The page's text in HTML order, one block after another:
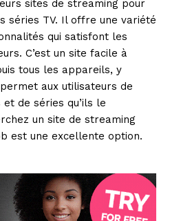
sites de streaming pour
séries TV. Il offre une variété
qui satisfont les
C’est un site facile à
tous les appareils, y
aux utilisateurs de
de séries qu’ils le
un site de streaming
est une excellente option.